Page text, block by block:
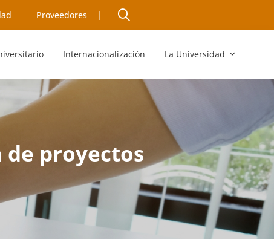
Proveedores
Internacionalización La Universidad
proyectos